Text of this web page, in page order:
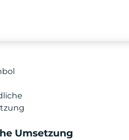
Umsetzung